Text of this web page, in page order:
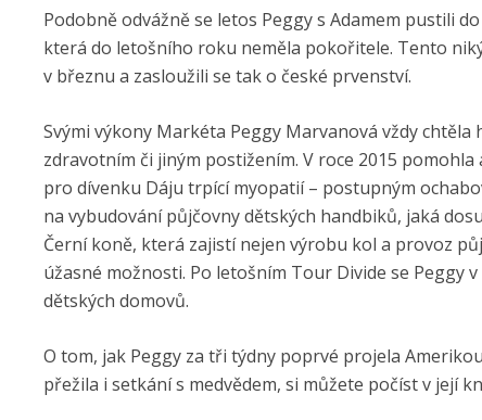
Podobně odvážně se letos Peggy s Adamem pustili
která do letošního roku neměla pokořitele. Tento
v březnu a zasloužili se tak o české prvenství.
Svými výkony Markéta Peggy Marvanová vždy
zdravotním či jiným postižením. V roce 2015
pro dívenku Dáju trpící myopatií – postupným
na vybudování půjčovny dětských handbiků, jaká
Černí koně, která zajistí nejen výrobu kol a provoz
úžasné možnosti. Po letošním Tour Divide se Peggy
dětských domovů.
O tom, jak Peggy za tři týdny poprvé projela
přežila i setkání s medvědem, si můžete počíst v její